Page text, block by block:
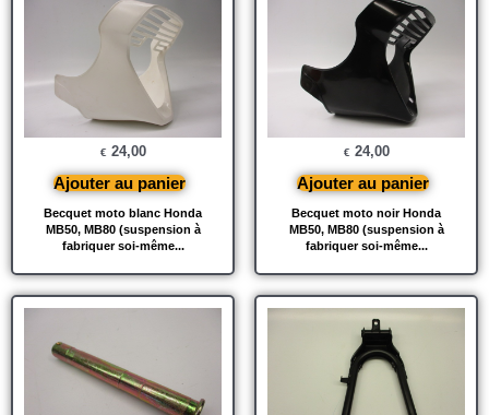
Becquet moto blanc Honda
MB50, MB80 (suspension à
fabriquer soi-même...
€ 24,00
Ajouter au panier
Becquet moto noir Honda
MB50, MB80 (suspension à
fabriquer soi-même...
€ 24,00
Ajouter au panier